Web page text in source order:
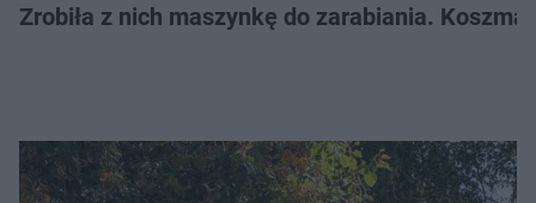
Zrobiła z nich maszynkę do zarabiania.